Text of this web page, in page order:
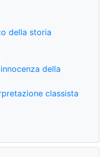
della storia
della
classista